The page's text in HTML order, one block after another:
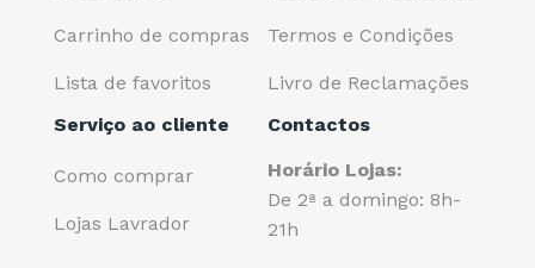
Carrinho de compras
Lista de favoritos
Termos e Condições
Livro de Reclamações
Serviço ao cliente
Como comprar
Lojas Lavrador
Contactos
Horário Lojas:
De 2ª a domingo: 8h-
21h